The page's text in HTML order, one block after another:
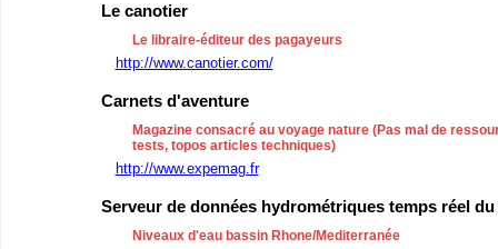
Le canotier
Le libraire-éditeur des pagayeurs
http://www.canotier.com/
Carnets d'aventure
Magazine consacré au voyage nature (Pas mal de
tests, topos articles techniques)
http://www.expemag.fr
Serveur de données hydrométriques temps réel
Niveaux d'eau bassin Rhone/Mediterranée